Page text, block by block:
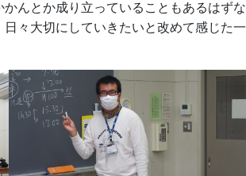
んとか成り立っていることもあるはずな
々大切にしていきたいと改めて感じた一